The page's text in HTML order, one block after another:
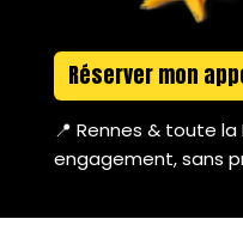
Réserver mon
📍 Rennes & toute la
engagement, sans